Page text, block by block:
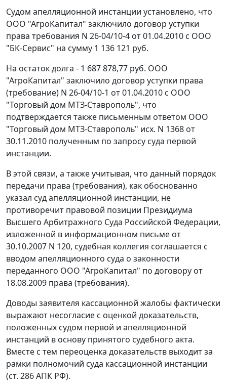
Судом апелляционной инстанции установлено, что
ООО "АгроКапитал" заключило договор уступки
права требования N 26-04/10-4 от 01.04.2010 с ООО
"БК-Сервис" на сумму 1 136 121 руб.
На остаток долга - 1 687 878,77 руб. ООО
"АгроКапитал" заключило договор уступки права
(требование) N 26-04/10-1 от 01.04.2010 с ООО
"Торговый дом МТЗ-Ставрополь", что
подтверждается также письменным ответом ООО
"Торговый дом МТЗ-Ставрополь" исх. N 1368 от
30.11.2010 полученным по запросу суда первой
инстанции.
В этой связи, а также учитывая, что данный порядок
передачи права (требования), как обоснованно
указал суд апелляционной инстанции, не
противоречит правовой позиции Президиума
Высшего Арбитражного Суда Российской Федерации,
изложенной в информационном письме от
30.10.2007 N 120, судебная коллегия соглашается с
вводом апелляционного суда о законности
переданного ООО "АгроКапитал" по договору от
18.08.2009 права (требования).
Доводы заявителя кассационной жалобы фактически
выражают несогласие с оценкой доказательств,
положенных судом первой и апелляционной
инстанций в основу принятого судебного акта.
Вместе с тем переоценка доказательств выходит за
рамки полномочий суда кассационной инстанции
(ст. 286АПК РФ).